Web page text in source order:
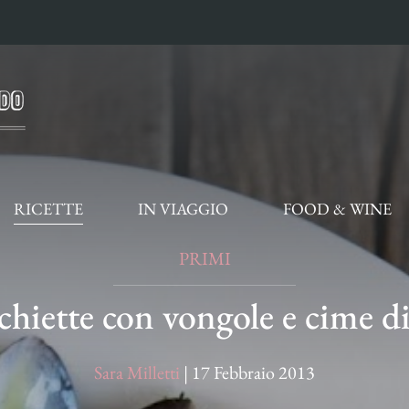
RICETTE IN VIAGGIO FOOD & WINE
PRIMI
con vongole e cime
Sara Milletti | 17 Febbraio 2013